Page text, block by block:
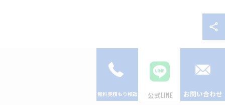
公式LINE お問い合わせ